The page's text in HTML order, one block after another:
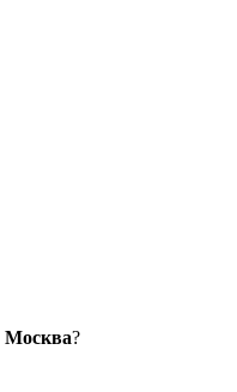
Москва?